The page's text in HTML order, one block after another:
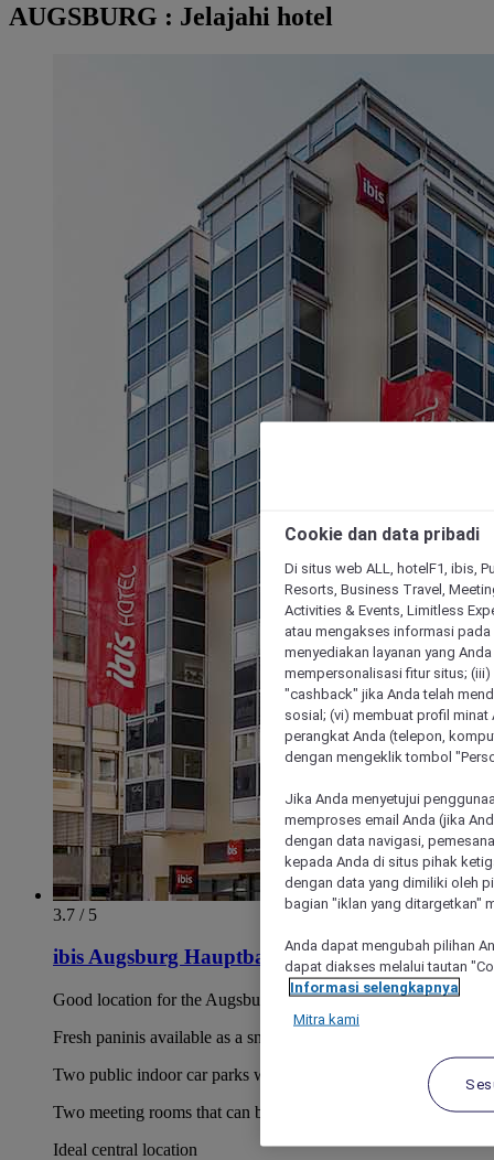
AUGSBURG : Jelajahi hotel
3.7 / 5
ibis Augsburg Hauptbahnhof
Good location for the Augsburg trade fair
Fresh paninis available as a snack
Two public indoor car parks within walking distance
Two meeting rooms that can be combined
Ideal central location
Cookie dan data pribadi
Di situs web ALL, hotelF1, ibis,
Resorts, Business Travel,
Activities & Events, Limitless
atau mengakses informasi
menyediakan layanan yang
mempersonalisasi fitur situs;
"cashback" jika Anda telah
sosial; (vi) membuat profil
perangkat Anda (telepon,
dengan mengeklik tombol
Jika Anda menyetujui
memproses email Anda (jika
dengan data navigasi,
kepada Anda di situs pihak
dengan data yang dimiliki oleh
bagian "iklan yang ditargetkan"
Anda dapat mengubah pilihan
dapat diakses melalui tautan
Informasi selengkapnya
Mitra kami